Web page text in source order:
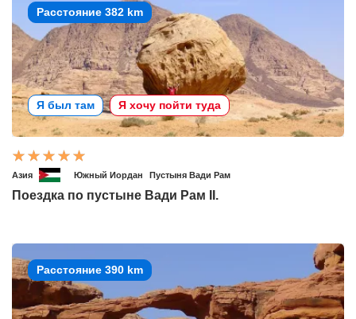
Расстояние 382 km
Я был там Я хочу пойти туда
Азия Южный Иордан Пустыня Вади Рам
Поездка по пустыне Вади Рам II.
Расстояние 390 km